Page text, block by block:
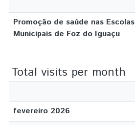
Promoção de saúde nas Escolas
Municipais de Foz do Iguaçu
Total visits per month
fevereiro 2026